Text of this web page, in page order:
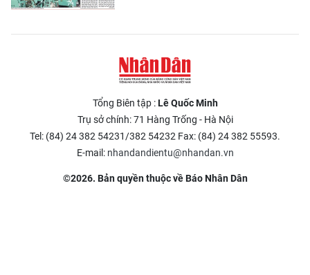
Tổng Biên tập :Lê Quốc Minh
Trụ sở chính: 71 Hàng Trống - Hà Nội
Tel: (84) 24 382 54231/382 54232 Fax: (84) 24 382 55593.
E-mail: nhandandientu@nhandan.vn
©2026. Bản quyền thuộc về Báo Nhân Dân